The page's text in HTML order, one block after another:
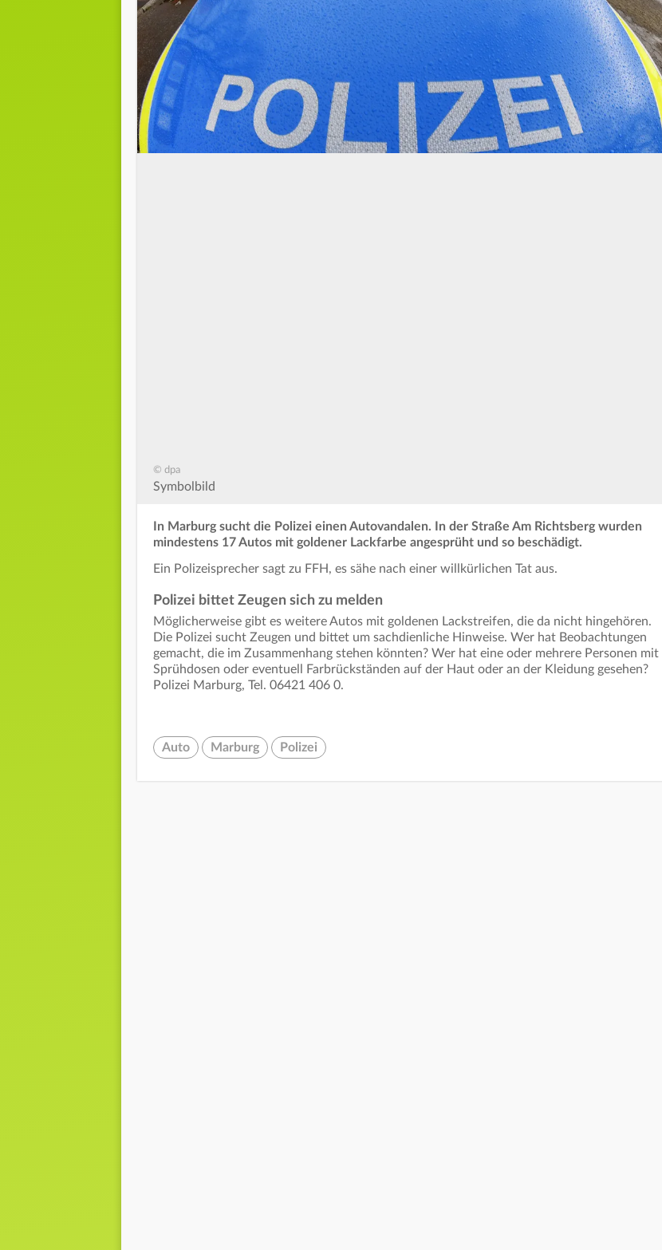
© dpa
Symbolbild
In Marburg sucht die Polizei einen Autovandalen. In der Straße Am Richtsberg wurden
mindestens 17 Autos mit goldener Lackfarbe angesprüht und so beschädigt.
Ein Polizeisprecher sagt zu FFH, es sähe nach einer willkürlichen Tat aus.
Polizei bittet Zeugen sich zu melden
Möglicherweise gibt es weitere Autos mit goldenen Lackstreifen, die da nicht hingehören.
Die Polizei sucht Zeugen und bittet um sachdienliche Hinweise. Wer hat Beobachtungen
gemacht, die im Zusammenhang stehen könnten? Wer hat eine oder mehrere Personen mit
Sprühdosen oder eventuell Farbrückständen auf der Haut oder an der Kleidung gesehen?
Polizei Marburg, Tel. 06421 406 0.
Auto Marburg Polizei